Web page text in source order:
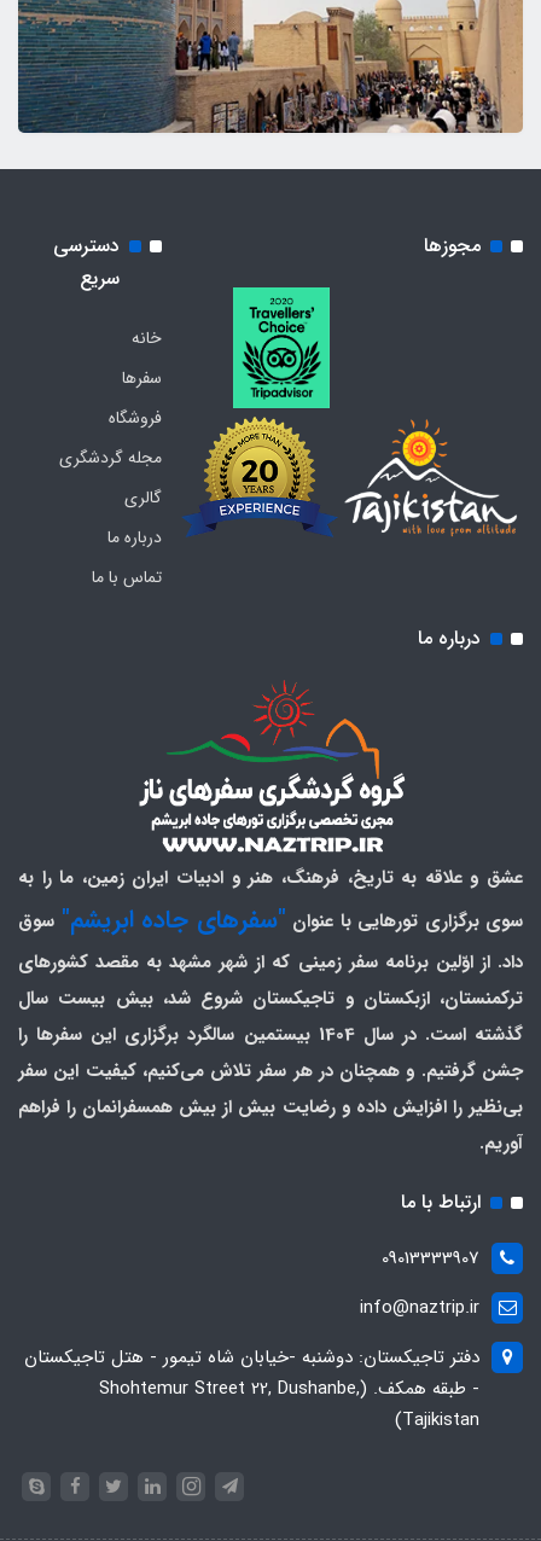
مجوزها
دسترسی
سریع
خانه
سفرها
فروشگاه
مجله گردشگری
گالری
درباره ما
تماس با ما
درباره ما
عشق و علاقه به تاریخ، فرهنگ، هنر و ادبیات ایران زمین، ما را به
سوی برگزاری تورهایی با عنوان "سفرهای جاده ابریشم" سوق
داد. از اوّلین برنامه سفر زمینی که از شهر مشهد به مقصد کشورهای
ترکمنستان، ازبکستان و تاجیکستان شروع شد، بیش بیست سال
گذشته است. در سال 1404 بیستمین سالگرد برگزاری این سفرها را
جشن گرفتیم. و همچنان در هر سفر تلاش می‌کنیم، کیفیت این سفر
بی‌نظیر را افزایش داده و رضایت بیش از بیش همسفرانمان را فراهم
آوریم.
ارتباط با ما
09013333907
info@naztrip.ir
دفتر تاجیکستان: دوشنبه -خیابان شاه تیمور - هتل تاجیکستان
- طبقه همکف. (Shohtemur Street 22, Dushanbe,
Tajikistan)